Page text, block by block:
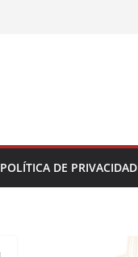
POLÍTICA DE PRIVACIDAD